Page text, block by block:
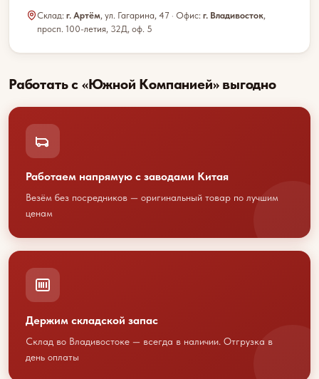
Склад: г. Артём, ул. Гагарина, 47 · Офис: г. Владивосток,
просп. 100-летия, 32Д, оф. 5
Работать с «Южной Компанией» выгодно
Работаем напрямую с заводами Китая
Везём без посредников — оригинальный товар по лучшим
ценам
Держим складской запас
Склад во Владивостоке — всегда в наличии. Отгрузка в
день оплаты
Обсудим
сотрудничество?